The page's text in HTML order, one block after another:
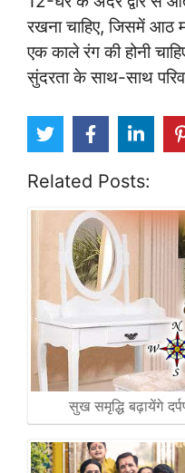
रखना चाहिए, जिसमें आठ
एक काले रंग की होनी
सुंदरता के साथ-साथ
Related Posts:
सुख समृद्धि बढ़ायेंगे